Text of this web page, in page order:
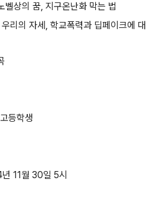
벨상의 꿈, 지구온난화 막는 법
리의 자세 , 학교폭력과 딥페이크에 대
고등학생
년 11월 30일 5시